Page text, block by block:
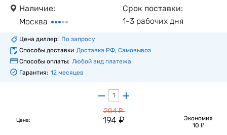
Наличие:
Москва
Срок поставки:
1-3 рабочих дня
Цена диллер: По запросу
Способы доставки Доставка РФ, Самовывоз
Способы оплаты: Любой вид платежа
Гарантия: 12 месяцев
Цена:
204у
194 у
Экономия
10 у